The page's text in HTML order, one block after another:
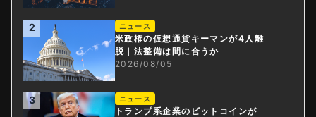
2 ニュース
米政権の仮想通貨キーマンが4人離
脱｜法整備は間に合うか
2026/08/05
3 ニュース
トランプ系企業のビットコインが